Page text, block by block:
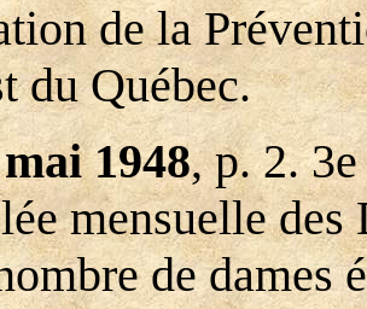
de la
du Québec.
1948, p. 2.
mensuelle
de dames